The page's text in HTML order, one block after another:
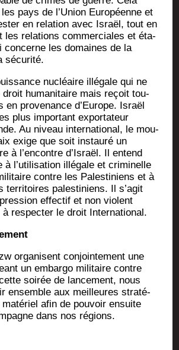
les pays de l’U­nion Euro­péenne et
en rela­tion avec Israël, tout en
les rela­tions com­mer­ciales et éta­
concerne les domaines de la
sécurité.
nucléaire illé­gale qui ne
droit huma­ni­taire mais reçoit tou­
en pro­ve­nance d’Eu­rope. Israël
plus impor­tant expor­ta­teur
Au niveau inter­na­tio­nal, le mou­
exige que soit ins­tau­ré un
à l’en­contre d’Is­raël. Il entend
à l’u­ti­li­sa­tion illé­gale et cri­mi­nelle
contre les Pales­ti­niens et à
ter­ri­toires pales­ti­niens. Il s’a­git
effec­tif et non violent
res­pec­ter le droit International.
orga­nisent conjoin­te­ment une
un embar­go mili­taire contre
soi­rée de lan­ce­ment, nous
ensemble aux meilleures stra­té­
afin de pou­voir ensuite
dans nos régions.